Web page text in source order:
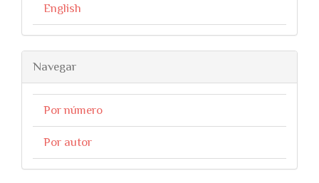
English
Navegar
Por número
Por autor